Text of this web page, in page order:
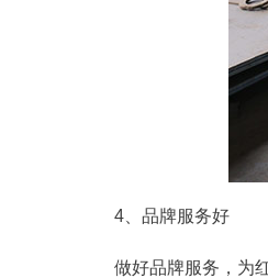
4、品牌服务好
做好品牌服务，为